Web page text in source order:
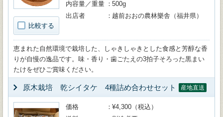
比較する
内容量／重量
500g
出店者
越前おおの農林樂舎（福井県）
恵まれた自然環境で栽培した、しゃきしゃきとした食感と芳醇な香
りが自慢の逸品です。味・香り・歯ごたえの3拍子そろった黒まい
たけをぜひご賞味ください。
原木栽培 乾シイタケ 4種詰め合わせセット 産地直送
価格
¥4,300（税込）